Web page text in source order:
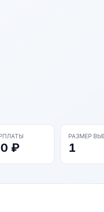
₽
РАЗМЕР
1